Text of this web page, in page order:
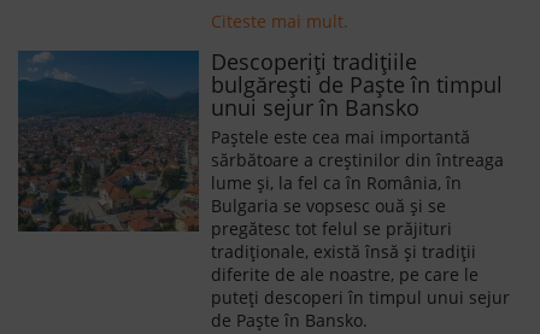
Citeste mai mult.
Descoperiți tradițiile
bulgărești de Paște în timpul
unui sejur în Bansko
Paștele este cea mai importantă
sărbătoare a creștinilor din întreaga
lume și, la fel ca în România, în
Bulgaria se vopsesc ouă și se
pregătesc tot felul se prăjituri
tradiționale, există însă și tradiții
diferite de ale noastre, pe care le
puteți descoperi în timpul unui sejur
de Paște în Bansko.